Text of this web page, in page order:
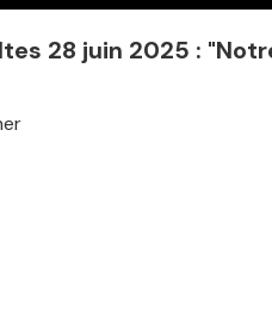
28 juin 2025 :